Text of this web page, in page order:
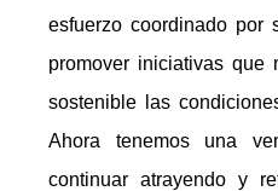
esfuerzo coordinado por
promover iniciativas que
sostenible las
Ahora tenemos una
continuar atrayendo y